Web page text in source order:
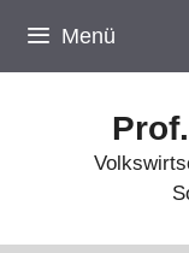
Inhalt
springen
Menü